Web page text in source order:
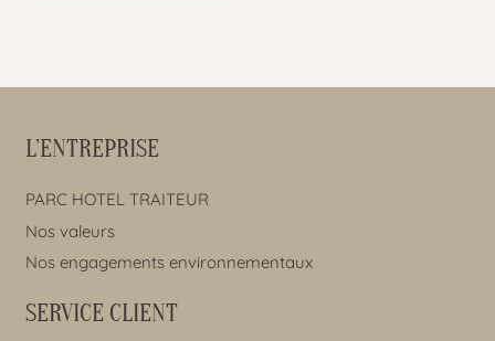
L’ENTREPRISE
PARC HOTEL TRAITEUR
Nos valeurs
Nos engagements environnementaux
SERVICE CLIENT